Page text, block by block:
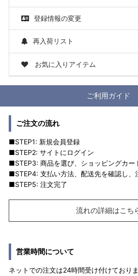
登録情報の変更
再入荷リスト
お気に入りアイテム
ご利用ガイド
ご注文の流れ
■STEP1: 新規会員登録
■STEP2: サイトにログイン
■STEP3: 商品を選び、ショッピングカー
■STEP4: 支払い方法、配送先を確認し、
■STEP5: 注文完了
流れの詳細はこち
営業時間について
ネットでの注文は24時間受け付けておりま